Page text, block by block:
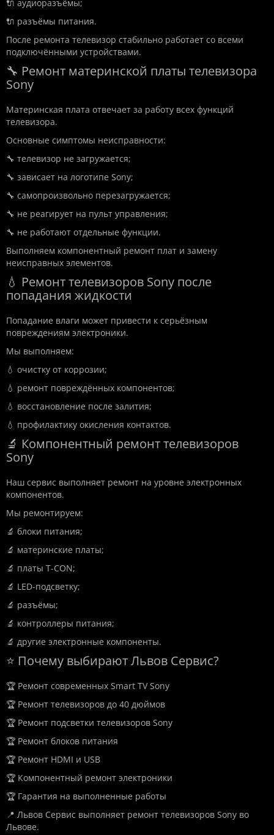
🔌 аудиоразъёмы;
🔌 разъёмы питания.
После ремонта телевизор стабильно работает со всеми
подключёнными устройствами.
🔧 Ремонт материнской платы телевизора
Sony
Материнская плата отвечает за работу всех функций
телевизора.
Основные симптомы неисправности:
🔧 телевизор не загружается;
🔧 зависает на логотипе Sony;
🔧 самопроизвольно перезагружается;
🔧 не реагирует на пульт управления;
🔧 не работают отдельные функции.
Выполняем компонентный ремонт плат и замену
неисправных элементов.
💧 Ремонт телевизоров Sony после
попадания жидкости
Попадание влаги может привести к серьёзным
повреждениям электроники.
Мы выполняем:
💧 очистку от коррозии;
💧 ремонт повреждённых компонентов;
💧 восстановление после залития;
💧 профилактику окисления контактов.
🔬 Компонентный ремонт телевизоров
Sony
Наш сервис выполняет ремонт на уровне электронных
компонентов.
Мы ремонтируем:
🔬 блоки питания;
🔬 материнские платы;
🔬 платы T-CON;
🔬 LED-подсветку;
🔬 разъёмы;
🔬 контроллеры питания;
🔬 другие электронные компоненты.
⭐ Почему выбирают Львов Сервис?
🏆 Ремонт современных Smart TV Sony
🏆 Ремонт телевизоров до 40 дюймов
🏆 Ремонт подсветки телевизоров Sony
🏆 Ремонт блоков питания
🏆 Ремонт HDMI и USB
🏆 Компонентный ремонт электроники
🏆 Гарантия на выполненные работы
📍 Львов Сервис выполняет ремонт телевизоров Sony во
Львове.